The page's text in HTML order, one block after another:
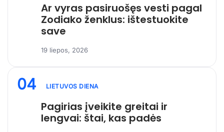
Ar vyras pasiruošęs vesti pagal
Zodiako ženklus: ištestuokite
save
19 liepos, 2026
04 LIETUVOS DIENA
Pagirias įveikite greitai ir
lengvai: štai, kas padės